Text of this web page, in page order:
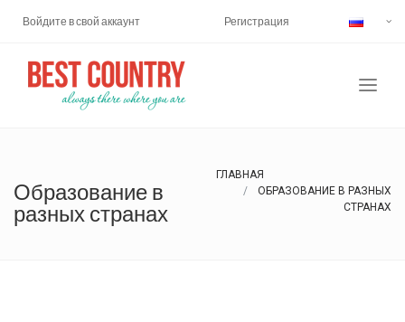
Войдите в свой аккаунт Регистрация
Образование в
разных странах
ГЛАВНАЯ
ОБРАЗОВАНИЕ В РАЗНЫХ
СТРАНАХ